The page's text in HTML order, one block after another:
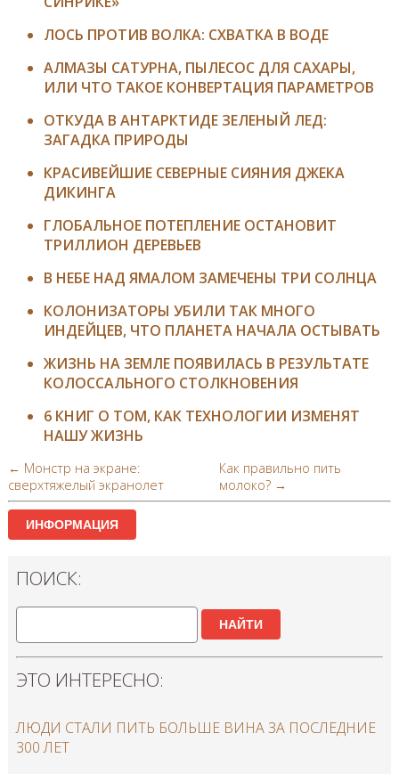
ЛОСЬ ПРОТИВ ВОЛКА: СХВАТКА В ВОДЕ
АЛМАЗЫ САТУРНА, ПЫЛЕСОС ДЛЯ САХАРЫ,
ИЛИ ЧТО ТАКОЕ КОНВЕРТАЦИЯ ПАРАМЕТРОВ
ОТКУДА В АНТАРКТИДЕ ЗЕЛЕНЫЙ ЛЕД:
ЗАГАДКА ПРИРОДЫ
КРАСИВЕЙШИЕ СЕВЕРНЫЕ СИЯНИЯ ДЖЕКА
ДИКИНГА
ГЛОБАЛЬНОЕ ПОТЕПЛЕНИЕ ОСТАНОВИТ
ТРИЛЛИОН ДЕРЕВЬЕВ
В НЕБЕ НАД ЯМАЛОМ ЗАМЕЧЕНЫ ТРИ СОЛНЦА
КОЛОНИЗАТОРЫ УБИЛИ ТАК МНОГО
ИНДЕЙЦЕВ, ЧТО ПЛАНЕТА НАЧАЛА ОСТЫВАТЬ
ЖИЗНЬ НА ЗЕМЛЕ ПОЯВИЛАСЬ В РЕЗУЛЬТАТЕ
КОЛОССАЛЬНОГО СТОЛКНОВЕНИЯ
6 КНИГ О ТОМ, КАК ТЕХНОЛОГИИ ИЗМЕНЯТ
НАШУ ЖИЗНЬ
← Монстр на экране:
сверхтяжелый экранолет
Как правильно пить
молоко? →
ИНФОРМАЦИЯ
ПОИСК:
НАЙТИ
ЭТО ИНТЕРЕСНО:
ЛЮДИ СТАЛИ ПИТЬ БОЛЬШЕ ВИНА ЗА ПОСЛЕДНИЕ
300 ЛЕТ